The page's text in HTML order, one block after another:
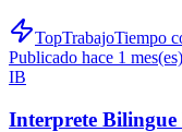
TopTrabajoTiempo
Publicado hace 1 mes(es)
IB
Interprete Bilingue